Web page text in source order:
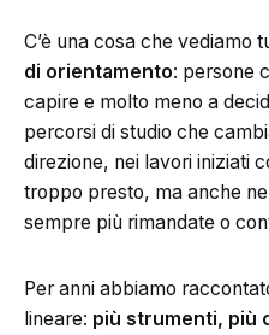
C’è una cosa che vediamo
di orientamento: persone
capire e molto meno a
percorsi di studio che
direzione, nei lavori iniziati
troppo presto, ma anche
sempre più rimandate o
Per anni abbiamo
lineare: più strumenti, più